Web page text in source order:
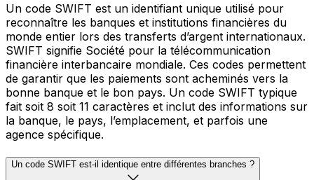
Un code SWIFT est un identifiant unique utilisé pour
reconnaître les banques et institutions financières du
monde entier lors des transferts d’argent internationaux.
SWIFT signifie Société pour la télécommunication
financière interbancaire mondiale. Ces codes permettent
de garantir que les paiements sont acheminés vers la
bonne banque et le bon pays. Un code SWIFT typique
fait soit 8 soit 11 caractères et inclut des informations sur
la banque, le pays, l’emplacement, et parfois une
agence spécifique.
Un code SWIFT est-il identique entre différentes branches ?